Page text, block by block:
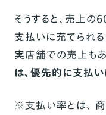
そうすると、売上
支払いに充てられ
実店舗での売上もあ
は、優先的に支払
※支払い率とは、